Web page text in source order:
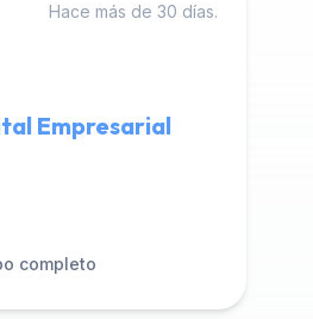
Hace más de 30 días.
Empresarial
completo